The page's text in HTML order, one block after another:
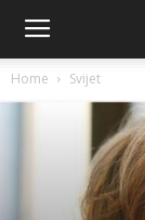
Home Svijet